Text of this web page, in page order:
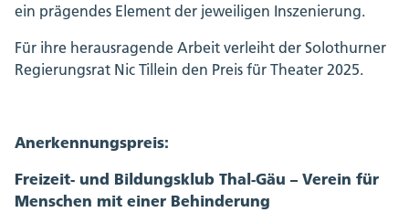
ein prägendes Element der jeweiligen Inszenierung.
Für ihre herausragende Arbeit verleiht der Solothurner
Regierungsrat Nic Tillein den Preis für Theater 2025.
Anerkennungspreis:
Freizeit- und Bildungsklub Thal-Gäu – Verein für
Menschen mit einer Behinderung